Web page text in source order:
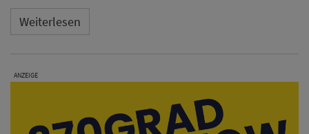
Weiterlesen
ANZEIGE